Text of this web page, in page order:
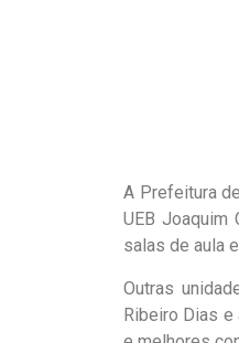
A Prefeitura
UEB Joaquim
salas de aula
Outras
Ribeiro Dias